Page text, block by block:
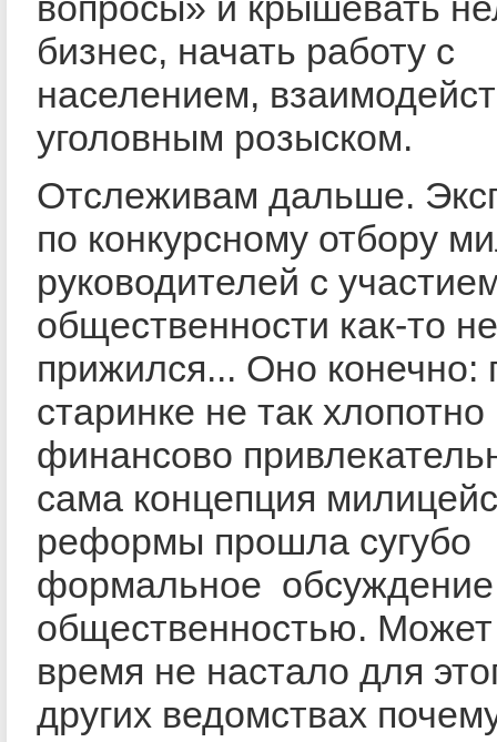
бизнес, начать работу с
населением,
уголовным розыском.
Отслеживам дальше.
по конкурсному отбору
руководителей с
общественности как-то не
прижился... Оно конечно:
старинке не так хлопотно
финансово
сама концепция
реформы прошла сугубо
формальное
общественностью. Может
время не настало для
других ведомствах